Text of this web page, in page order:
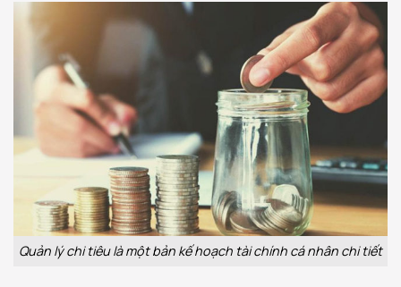
Quản lý chi tiêu là một bản kế hoạch tài chính cá nhân chi tiết